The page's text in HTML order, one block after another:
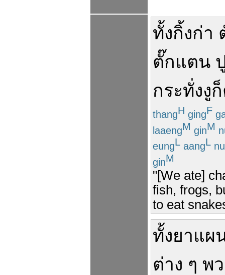
ทั้งกิ้งก่า
ตั๊กแตน
กระทั่งงูก็
thangH gingF
laaengM ginM
eungL aangL
ginM
"[We ate]
fish, frogs,
to eat
ทั้งยาแผ
ต่าง ๆ พ